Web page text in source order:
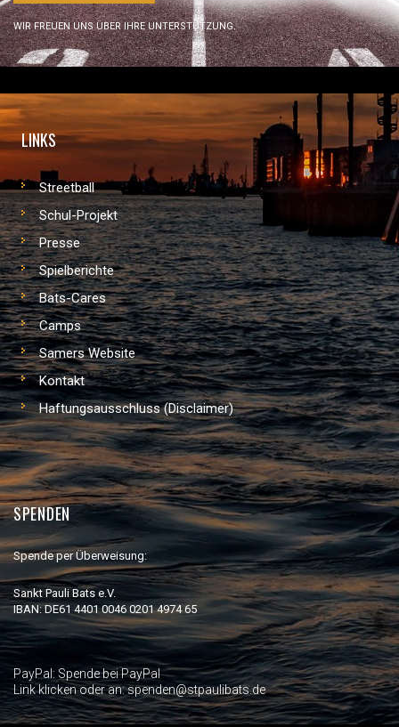
WIR FREUEN UNS ÜBER IHRE UNTERSTÜTZUNG.
LINKS
Streetball
Schul-Projekt
Presse
Spielberichte
Bats-Cares
Camps
Samers Website
Kontakt
Haftungsausschluss (Disclaimer)
SPENDEN
Spende per Überweisung:
Sankt Pauli Bats e.V.
IBAN: DE61 4401 0046 0201 4974 65
PayPal: Spende bei PayPal
Link klicken oder an: spenden@stpaulibats.de